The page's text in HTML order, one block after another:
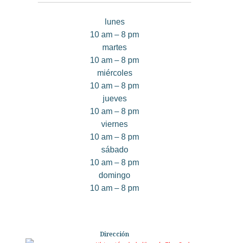
lunes
10 am – 8 pm
martes
10 am – 8 pm
miércoles
10 am – 8 pm
jueves
10 am – 8 pm
viernes
10 am – 8 pm
sábado
10 am – 8 pm
domingo
10 am – 8 pm
Dirección